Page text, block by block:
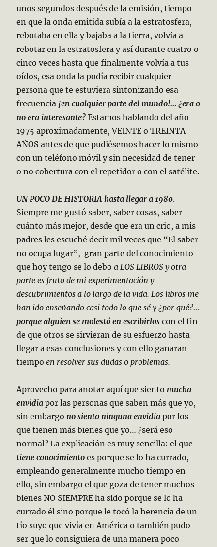
unos segundos después de la emisión, tiempo
en que la onda emitida subía a la estratosfera,
rebotaba en ella y bajaba a la tierra, volvía a
rebotar en la estratosfera y así durante cuatro o
cinco veces hasta que finalmente volvía a tus
oídos, esa onda la podía recibir cualquier
persona que te estuviera sintonizando esa
frecuencia ¡en cualquier parte del mundo!… ¿era o
no era interesante? Estamos hablando del año
1975 aproximadamente, VEINTE o TREINTA
AÑOS antes de que pudiésemos hacer lo mismo
con un teléfono móvil y sin necesidad de tener
o no cobertura con el repetidor o con el satélite.
UN POCO DE HISTORIA hasta llegar a 1980.
Siempre me gustó saber, saber cosas, saber
cuánto más mejor, desde que era un crio, a mis
padres les escuché decir mil veces que “El saber
no ocupa lugar”, gran parte del conocimiento
que hoy tengo se lo deboa LOS LIBROS y otra
parte es fruto de mi experimentación y
descubrimientos a lo largo de la vida. Los libros me
han ido enseñando casi todo lo que sé y ¿por qué?…
porque alguien se molestó en escribirloscon el fin
de que otros se sirvieran de su esfuerzo hasta
llegar a esas conclusiones y con ello ganaran
tiempo en resolver sus dudas o problemas.
Aprovecho para anotar aquí que siento mucha
envidia por las personas que saben más que yo,
sin embargo no siento ninguna envidia por los
que tienen más bienes que yo… ¿será eso
normal? La explicación es muy sencilla: el que
tiene conocimiento es porque se lo ha currado,
empleando generalmente mucho tiempo en
ello, sin embargo el que goza de tener muchos
bienes NO SIEMPRE ha sido porque se lo ha
currado él sino porque le tocó la herencia de un
tío suyo que vivía en América o también pudo
ser que lo consiguiera de una manera poco